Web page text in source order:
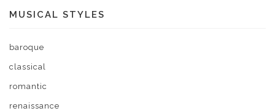
MUSICAL STYLES
baroque
classical
romantic
renaissance